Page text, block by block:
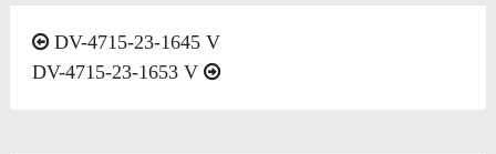
文DV-4715-23-1645 V
DV-4715-23-1653 V